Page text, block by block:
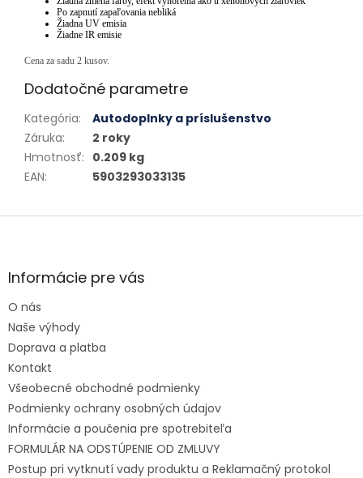
Po zapnutí zapaľovania nebliká
Žiadna UV emisia
Žiadne IR emisie
Cena za sadu 2 kusov.
Dodatočné parametre
Kategória:
Autodoplnky a príslušenstvo
Záruka:
2 roky
Hmotnosť: 0.209 kg
EAN: 5903293033135
Zápätie
Informácie pre vás
O nás
Naše výhody
Doprava a platba
Kontakt
Všeobecné obchodné podmienky
Podmienky ochrany osobných údajov
Informácie a poučenia pre spotrebiteľa
FORMULÁR NA ODSTÚPENIE OD ZMLUVY
Postup pri vytknutí vady produktu a Reklamačný protokol